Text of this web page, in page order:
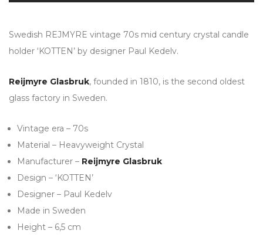
Swedish REJMYRE vintage 70s mid century crystal candle
holder ‘KOTTEN’ by designer Paul Kedelv.
Reijmyre Glasbruk, founded in 1810, is the second oldest
glass factory in Sweden.
Vintage era – 70s
Material – Heavyweight Crystal
Manufacturer – Reijmyre Glasbruk
Design – ‘KOTTEN’
Designer – Paul Kedelv
Made in Sweden
Height – 6,5 cm